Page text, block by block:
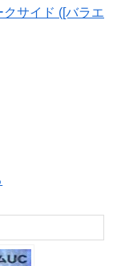
サイド ([バラエ